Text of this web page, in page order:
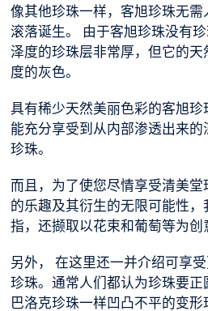
像其他珍珠一样，客旭珍珠无
滚落诞生。 由于客旭珍珠没有
泽度的珍珠层非常厚，但它的
度的灰色。
具有稀少天然美丽色彩的客旭
能充分享受到从内部渗透出来
珍珠。
而且，为了使您尽情享受清美
的乐趣及其衍生的无限可能性
指，还撷取以花束和葡萄等为创
另外， 在这里还一并介绍可享
珍珠。通常人们都认为珍珠要
巴洛克珍珠一样凹凸不平的变形